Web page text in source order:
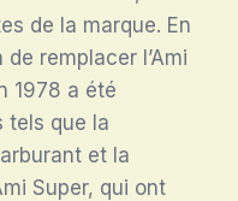
de la marque. En
remplacer l’Ami
1978 a été
tels que la
et la
Super, qui ont